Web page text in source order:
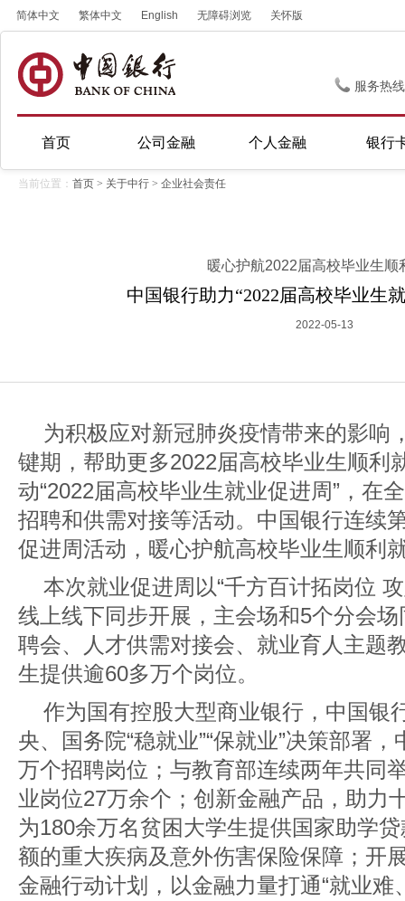
简体中文 繁体中文 English 无障碍浏览 关怀版
服务热
首页 公司金融 个人金融 银行
当前位置： 首页 > 关于中行 > 企业社会责任
暖心护航2022届高校毕业生顺
中国银行助力“2022届高校毕业生
2022-05-13
为积极应对新冠肺炎疫情带来的影响
键期，帮助更多2022届高校毕业生顺利
动“2022届高校毕业生就业促进周”，在
招聘和供需对接等活动。中国银行连续
促进周活动，暖心护航高校毕业生顺利
本次就业促进周以“千方百计拓岗位
线上线下同步开展，主会场和5个分会
聘会、人才供需对接会、就业育人主题
生提供逾60多万个岗位。
作为国有控股大型商业银行，中国银
央、国务院“稳就业”“保就业”决策部署
万个招聘岗位；与教育部连续两年共同
业岗位27万余个；创新金融产品，助力
为180余万名贫困大学生提供国家助学
额的重大疾病及意外伤害保险保障；开
金融行动计划，以金融力量打通“就业难